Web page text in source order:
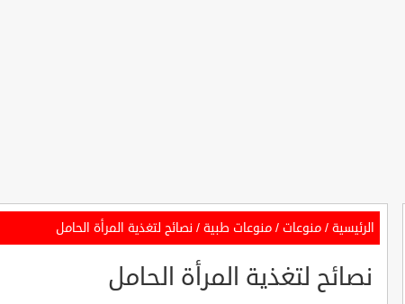
الرئيسية / منوعات / منوعات طبية / نصائح لتغذية المرأة الحامل
نصائح لتغذية المرأة الحامل